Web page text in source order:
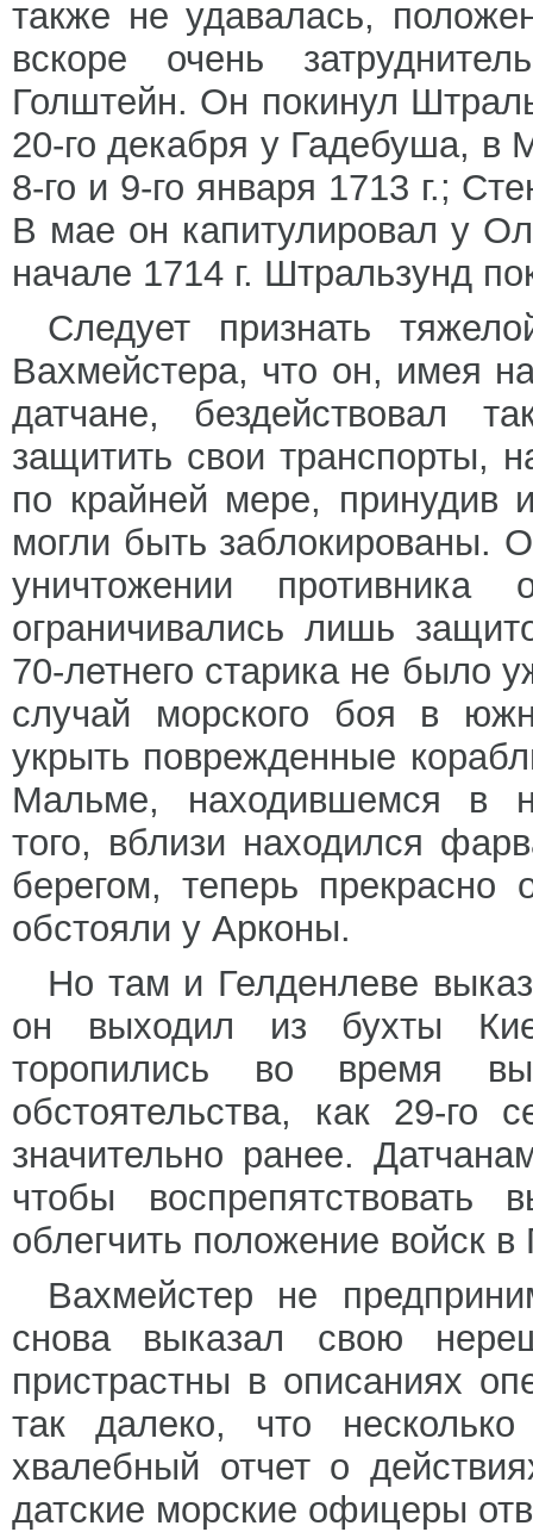
также не удавалась,
вскоре очень
Голштейн. Он покинул
20-го декабря у Гадебуша, в
8-го и 9-го января 1713 г.;
В мае он капитулировал у
начале 1714 г. Штральзунд
Следует признать
Вахмейстера, что он, имея
датчане, бездействовал
защитить свои транспорты,
по крайней мере, принудив
могли быть заблокированы.
уничтожении
ограничивались лишь
70-летнего старика не было
случай морского боя в
укрыть поврежденные
Мальме, находившемся в
того, вблизи находился
берегом, теперь прекрасно
обстояли у Арконы.
Но там и Гелденлеве
он выходил из бухты
торопились во время
обстоятельства, как 29-
значительно ранее.
чтобы
облегчить положение войск
Вахмейстер не
снова выказал свою
пристрастны в описаниях
так далеко, что
хвалебный отчет о
датские морские офицеры